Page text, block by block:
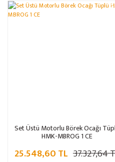
Set Üstü Motorlu Börek Ocağı
HMK-MBROG 1 CE
25.548,60 TL 37.327,64